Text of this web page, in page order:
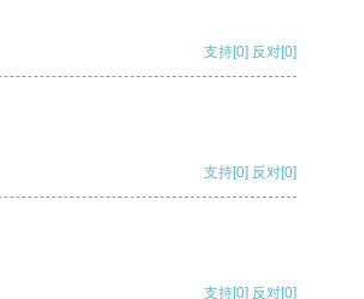
支持[0] 反对[0]
支持[0] 反对[0]
支持[0] 反对[0]